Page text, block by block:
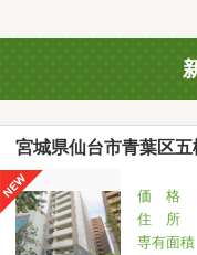
宮城県仙台市青葉区五
価 格
住 所
専有面積